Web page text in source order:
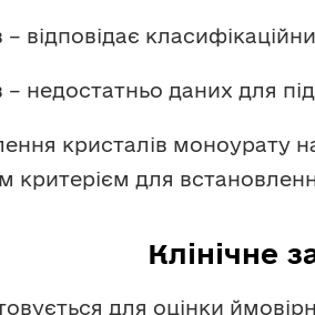
– відповідає
– недостатньо даних для
кристалів моноурату
критерієм для
Клінічне
для оцінки